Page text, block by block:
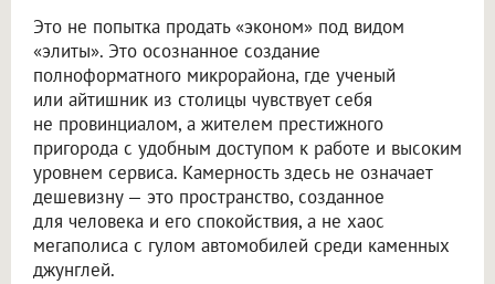
Это не попытка продать «эконом» под видом
«элиты». Это осознанное создание
полноформатного микрорайона, где ученый
или айтишник из столицы чувствует себя
не провинциалом, а жителем престижного
пригорода с удобным доступом к работе и высоким
уровнем сервиса. Камерность здесь не означает
дешевизну — это пространство, созданное
для человека и его спокойствия, а не хаос
мегаполиса с гулом автомобилей среди каменных
джунглей.